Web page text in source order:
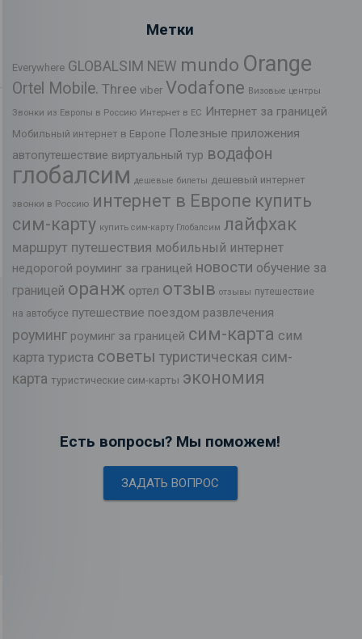
Метки
Everywhere GLOBALSIM NEW mundo Orange
Ortel Mobile. Three viber Vodafone Визовые центры
Звонки из Европы в Россию Интернет в ЕС Интернет за границей
Мобильный интернет в Европе Полезные приложения
автопутешествие виртуальный тур водафон
глобалсим дешевые билеты дешевый интернет
звонки в Россию интернет в Европе купить
сим-карту купить сим-карту Глобалсим лайфхак
маршрут путешествия мобильный интернет
недорогой роуминг за границей новости обучение за
границей оранж ортел отзыв отзывы путешествие
на автобусе путешествие поездом развлечения
роуминг роуминг за границей сим-карта сим
карта туриста советы туристическая сим-
карта туристические сим-карты экономия
Есть вопросы? Мы поможем!
ЗАДАТЬ ВОПРОС